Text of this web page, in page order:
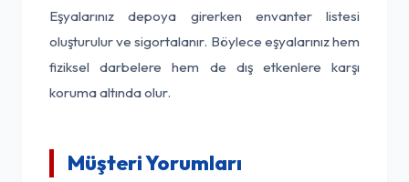
Eşyalarınız depoya girerken envanter listesi
oluşturulur ve sigortalanır. Böylece eşyalarınız hem
fiziksel darbelere hem de dış etkenlere karşı
koruma altında olur.
Müşteri Yorumları